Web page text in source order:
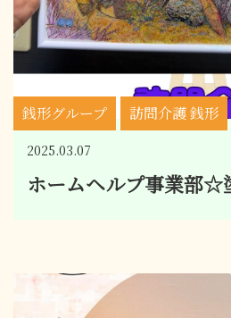
ホームヘルプ事業部☆
2025.03.07
銭形グループ 訪問介護 銭形